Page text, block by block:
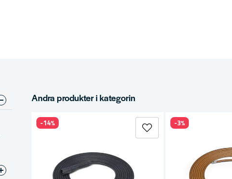
Andra produkter i kategorin
-14% -3%